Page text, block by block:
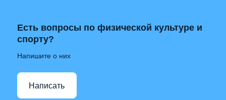
Есть вопросы по физической культуре и
спорту?
Напишите о них
Написать